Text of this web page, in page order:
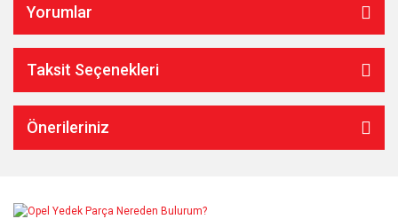
Yorumlar
Taksit Seçenekleri
Önerileriniz